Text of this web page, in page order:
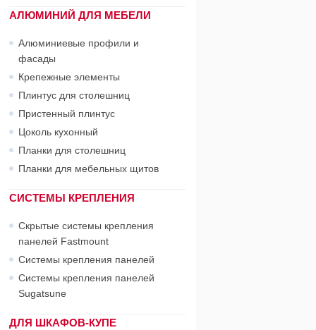
АЛЮМИНИЙ ДЛЯ МЕБЕЛИ
Алюминиевые профили и
фасады
Крепежные элементы
Плинтус для столешниц
Пристенный плинтус
Цоколь кухонный
Планки для столешниц
Планки для мебельных щитов
СИСТЕМЫ КРЕПЛЕНИЯ
Скрытые системы крепления
панелей Fastmount
Системы крепления панелей
Системы крепления панелей
Sugatsune
ДЛЯ ШКАФОВ-КУПЕ